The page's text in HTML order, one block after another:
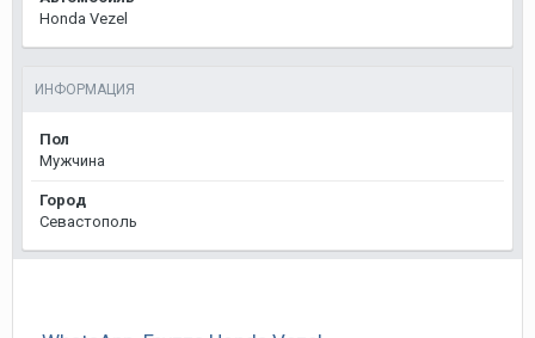
Honda Vezel
ИНФОРМАЦИЯ
Пол
Мужчина
Город
Севастополь